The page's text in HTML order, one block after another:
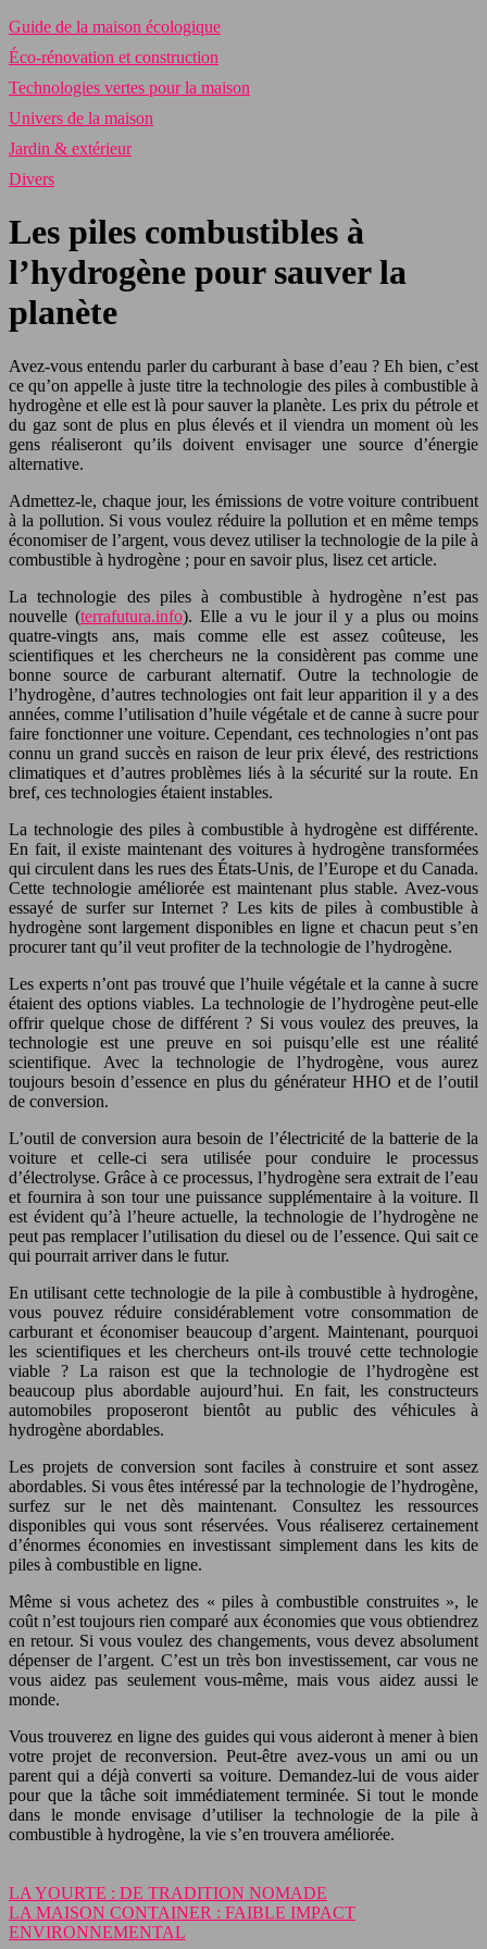
Guide de la maison écologique
Éco-rénovation et construction
Technologies vertes pour la maison
Univers de la maison
Jardin & extérieur
Divers
Les piles combustibles à
l’hydrogène pour sauver la
planète
Avez-vous entendu parler du carburant à base d’eau ? Eh bien, c’est
ce qu’on appelle à juste titre la technologie des piles à combustible à
hydrogène et elle est là pour sauver la planète. Les prix du pétrole et
du gaz sont de plus en plus élevés et il viendra un moment où les
gens réaliseront qu’ils doivent envisager une source d’énergie
alternative.
Admettez-le, chaque jour, les émissions de votre voiture contribuent
à la pollution. Si vous voulez réduire la pollution et en même temps
économiser de l’argent, vous devez utiliser la technologie de la pile à
combustible à hydrogène ; pour en savoir plus, lisez cet article.
La technologie des piles à combustible à hydrogène n’est pas
nouvelle (terrafutura.info). Elle a vu le jour il y a plus ou moins
quatre-vingts ans, mais comme elle est assez coûteuse, les
scientifiques et les chercheurs ne la considèrent pas comme une
bonne source de carburant alternatif. Outre la technologie de
l’hydrogène, d’autres technologies ont fait leur apparition il y a des
années, comme l’utilisation d’huile végétale et de canne à sucre pour
faire fonctionner une voiture. Cependant, ces technologies n’ont pas
connu un grand succès en raison de leur prix élevé, des restrictions
climatiques et d’autres problèmes liés à la sécurité sur la route. En
bref, ces technologies étaient instables.
La technologie des piles à combustible à hydrogène est différente.
En fait, il existe maintenant des voitures à hydrogène transformées
qui circulent dans les rues des États-Unis, de l’Europe et du Canada.
Cette technologie améliorée est maintenant plus stable. Avez-vous
essayé de surfer sur Internet ? Les kits de piles à combustible à
hydrogène sont largement disponibles en ligne et chacun peut s’en
procurer tant qu’il veut profiter de la technologie de l’hydrogène.
Les experts n’ont pas trouvé que l’huile végétale et la canne à sucre
étaient des options viables. La technologie de l’hydrogène peut-elle
offrir quelque chose de différent ? Si vous voulez des preuves, la
technologie est une preuve en soi puisqu’elle est une réalité
scientifique. Avec la technologie de l’hydrogène, vous aurez
toujours besoin d’essence en plus du générateur HHO et de l’outil
de conversion.
L’outil de conversion aura besoin de l’électricité de la batterie de la
voiture et celle-ci sera utilisée pour conduire le processus
d’électrolyse. Grâce à ce processus, l’hydrogène sera extrait de l’eau
et fournira à son tour une puissance supplémentaire à la voiture. Il
est évident qu’à l’heure actuelle, la technologie de l’hydrogène ne
peut pas remplacer l’utilisation du diesel ou de l’essence. Qui sait ce
qui pourrait arriver dans le futur.
En utilisant cette technologie de la pile à combustible à hydrogène,
vous pouvez réduire considérablement votre consommation de
carburant et économiser beaucoup d’argent. Maintenant, pourquoi
les scientifiques et les chercheurs ont-ils trouvé cette technologie
viable ? La raison est que la technologie de l’hydrogène est
beaucoup plus abordable aujourd’hui. En fait, les constructeurs
automobiles proposeront bientôt au public des véhicules à
hydrogène abordables.
Les projets de conversion sont faciles à construire et sont assez
abordables. Si vous êtes intéressé par la technologie de l’hydrogène,
surfez sur le net dès maintenant. Consultez les ressources
disponibles qui vous sont réservées. Vous réaliserez certainement
d’énormes économies en investissant simplement dans les kits de
piles à combustible en ligne.
Même si vous achetez des « piles à combustible construites », le
coût n’est toujours rien comparé aux économies que vous obtiendrez
en retour. Si vous voulez des changements, vous devez absolument
dépenser de l’argent. C’est un très bon investissement, car vous ne
vous aidez pas seulement vous-même, mais vous aidez aussi le
monde.
Vous trouverez en ligne des guides qui vous aideront à mener à bien
votre projet de reconversion. Peut-être avez-vous un ami ou un
parent qui a déjà converti sa voiture. Demandez-lui de vous aider
pour que la tâche soit immédiatement terminée. Si tout le monde
dans le monde envisage d’utiliser la technologie de la pile à
combustible à hydrogène, la vie s’en trouvera améliorée.
LA YOURTE : DE TRADITION NOMADE
LA MAISON CONTAINER : FAIBLE IMPACT
ENVIRONNEMENTAL